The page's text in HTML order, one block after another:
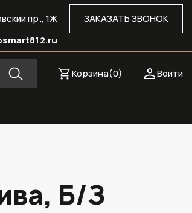
ЗАКАЗАТЬ ЗВОНОК
пр., 1Ж
Войти
Корзина(0)
Б/З